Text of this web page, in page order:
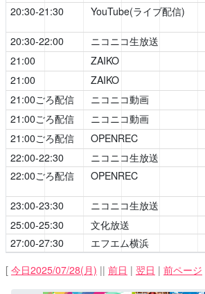
20:30-21:30 YouTube(ライブ配信)
[公式]
20:30-22:00 ニコニコ生放送
21:00 ZAIKO
21:00 ZAIKO
21:00ごろ配信 ニコニコ動画
21:00ごろ配信 ニコニコ動画
21:00ごろ配信 OPENREC
22:00-22:30 ニコニコ生放送
22:00ごろ配信 OPENREC
23:00-23:30 ニコニコ生放送
25:00-25:30 文化放送
27:00-27:30 エフエム横浜
[ 今日2025/07/28(月) || 前日 | 翌日 | 前ページ